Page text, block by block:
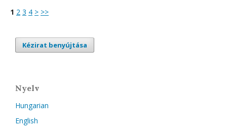
1 2 3 4 > >>
Kézirat benyújtása
Nyelv
Hungarian
English